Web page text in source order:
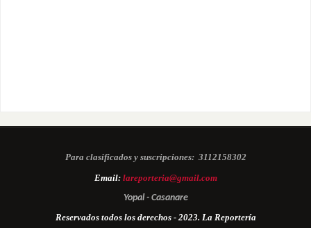
Para clasificados y suscripciones: 3112158302
Email: lareporteria@gmail.com
Yopal - Casanare
Reservados todos los derechos - 2023. La Reportería